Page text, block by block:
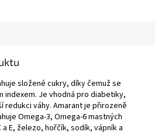
složené cukry, díky čemuž se
indexem. Je vhodná pro diabetiky,
váhy. Amarant je přirozeně
Omega-3, Omega-6 mastných
E, železo, hořčík, sodík, vápník a